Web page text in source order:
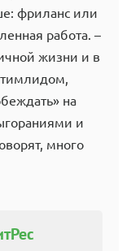
фриланс или
работа. –
жизни и в
тимлидом,
на
и
много